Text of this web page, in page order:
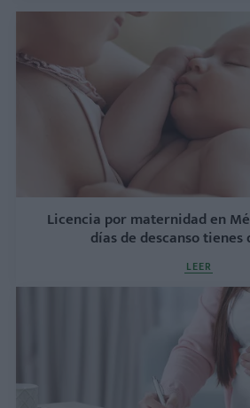
Licencia por maternidad en
días de descanso tienes
LEER